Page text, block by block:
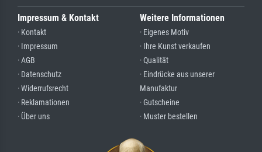
Impressum & Kontakt
· Kontakt
· Impressum
· AGB
· Datenschutz
· Widerrufsrecht
· Reklamationen
· Über uns
Weitere Informationen
· Eigenes Motiv
· Ihre Kunst verkaufen
· Qualität
· Eindrücke aus unserer
Manufaktur
· Gutscheine
· Muster bestellen